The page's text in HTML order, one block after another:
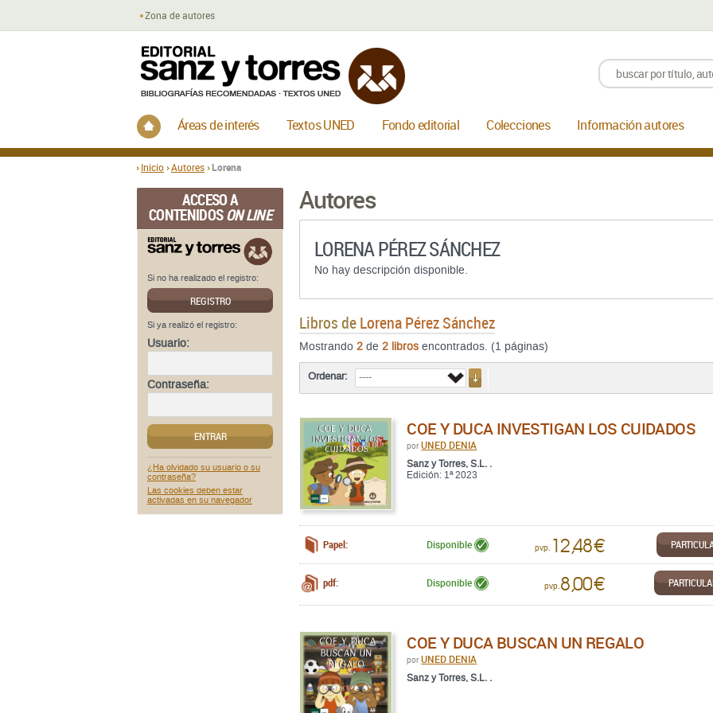
Inicio Autores Lorena
Inicio
Áreas de interés Textos UNED Fondo editorial Colecciones Información autores
Zona de autores
ACCESO A
CONTENIDOSON LINE
Si no ha realizado el registro:
REGISTRO
Si ya realizó el registro:
Usuario:
Contraseña:
ENTRAR
¿Ha olvidado su usuario o su
contraseña?
Las cookies deben estar
activadas en su navegador
Autores
LORENA PÉREZ SÁNCHEZ
No hay descripción disponible.
Libros deLorena Pérez Sánchez
Mostrando 2 de 2 libros encontrados. (1 páginas)
Ordenar:
COE Y DUCA INVESTIGAN LOS CUIDADOS
por UNED DENIA
Sanz y Torres, S.L. .
Edición: 1ª 2023
Papel: Disponible pvp. 12,48 €
pdf: Disponible pvp. 8,00 €
COE Y DUCA BUSCAN UN REGALO
porUNED DENIA
Sanz y Torres, S.L. .